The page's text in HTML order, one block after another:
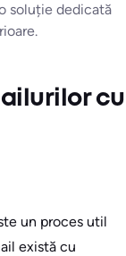
soluție dedicată
cu
un proces util
există cu